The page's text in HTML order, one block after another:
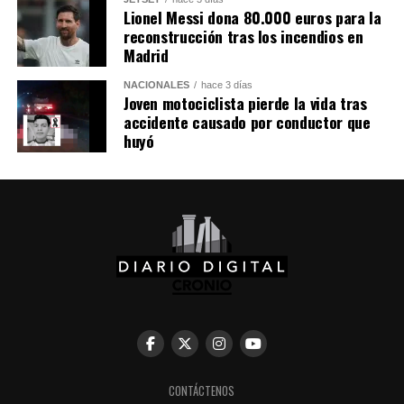
de los robots humanoides.
Comparte esto:
X
Me gusta esto:
Lionel Messi dona 80.000 euros para la
reconstrucción tras los incendios en
Madrid
NACIONALES hace 3 días
Joven motociclista pierde la vida tras
accidente causado por conductor que
huyó
CONTÁCTENOS